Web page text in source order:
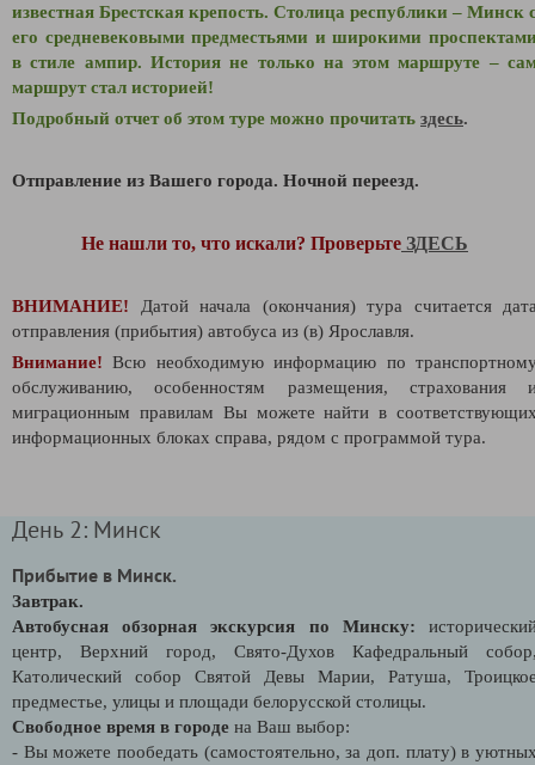
известная Брестская крепость. Столица республики – Минск
его средневековыми предместьями и широкими
в стиле ампир. История не только на этом маршруте –
маршрут стал историей!
Подробный отчет об этом туре можно прочитать здесь.
Отправление из Вашего города. Ночной переезд.
Не нашли то, что искали? Проверьте ЗДЕСЬ
ВНИМАНИЕ! Датой начала (окончания) тура считается
отправления (прибытия) автобуса из (в) Ярославля.
Внимание! Всю необходимую информацию по
обслуживанию, особенностям размещения, страхования
миграционным правилам Вы можете найти в
информационных блоках справа, рядом с программой тура.
День 2: Минск
Прибытие в Минск.
Завтрак.
Автобусная обзорная экскурсия по Минску:
центр, Верхний город, Свято-Духов Кафедральный
Католический собор Святой Девы Марии, Ратуша,
предместье, улицы и площади белорусской столицы.
Свободное время в городе на Ваш выбор:
- Вы можете пообедать (самостоятельно, за доп. плату) в